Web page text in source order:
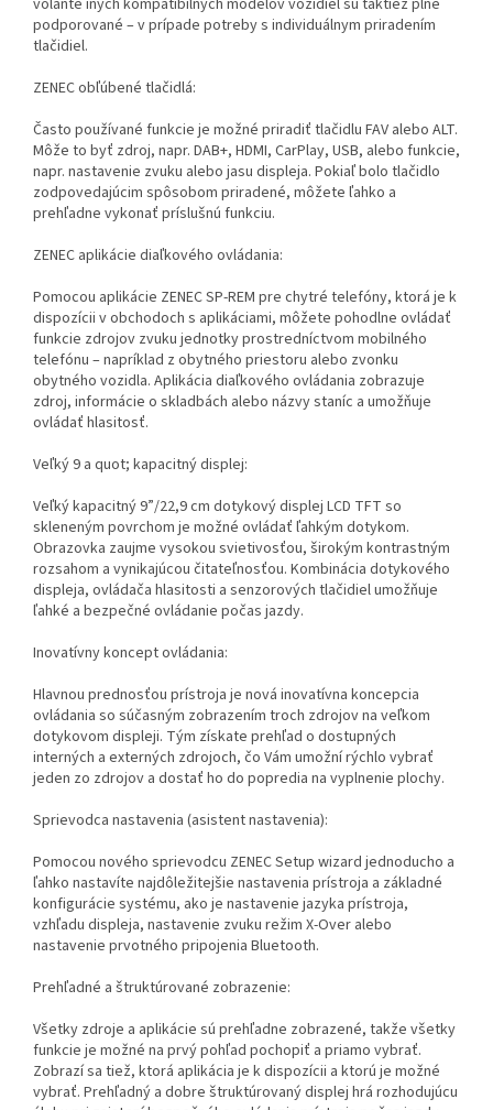
podporované – v prípade potreby s individuálnym priradením
tlačidiel.
ZENEC obľúbené tlačidlá:
Často používané funkcie je možné priradiť tlačidlu FAV alebo ALT.
Môže to byť zdroj, napr. DAB+, HDMI, CarPlay, USB, alebo funkcie,
napr. nastavenie zvuku alebo jasu displeja. Pokiaľ bolo tlačidlo
zodpovedajúcim spôsobom priradené, môžete ľahko a
prehľadne vykonať príslušnú funkciu.
ZENEC aplikácie diaľkového ovládania:
Pomocou aplikácie ZENEC SP-REM pre chytré telefóny, ktorá je k
dispozícii v obchodoch s aplikáciami, môžete pohodlne ovládať
funkcie zdrojov zvuku jednotky prostredníctvom mobilného
telefónu – napríklad z obytného priestoru alebo zvonku
obytného vozidla. Aplikácia diaľkového ovládania zobrazuje
zdroj, informácie o skladbách alebo názvy staníc a umožňuje
ovládať hlasitosť.
Veľký 9 a quot; kapacitný displej:
Veľký kapacitný 9”/22,9 cm dotykový displej LCD TFT so
skleneným povrchom je možné ovládať ľahkým dotykom.
Obrazovka zaujme vysokou svietivosťou, širokým kontrastným
rozsahom a vynikajúcou čitateľnosťou. Kombinácia dotykového
displeja, ovládača hlasitosti a senzorových tlačidiel umožňuje
ľahké a bezpečné ovládanie počas jazdy.
Inovatívny koncept ovládania:
Hlavnou prednosťou prístroja je nová inovatívna koncepcia
ovládania so súčasným zobrazením troch zdrojov na veľkom
dotykovom displeji. Tým získate prehľad o dostupných
interných a externých zdrojoch, čo Vám umožní rýchlo vybrať
jeden zo zdrojov a dostať ho do popredia na vyplnenie plochy.
Sprievodca nastavenia (asistent nastavenia):
Pomocou nového sprievodcu ZENEC Setup wizard jednoducho a
ľahko nastavíte najdôležitejšie nastavenia prístroja a základné
konfigurácie systému, ako je nastavenie jazyka prístroja,
vzhľadu displeja, nastavenie zvuku režim X-Over alebo
nastavenie prvotného pripojenia Bluetooth.
Prehľadné a štruktúrované zobrazenie:
Všetky zdroje a aplikácie sú prehľadne zobrazené, takže všetky
funkcie je možné na prvý pohľad pochopiť a priamo vybrať.
Zobrazí sa tiež, ktorá aplikácia je k dispozícii a ktorú je možné
vybrať. Prehľadný a dobre štruktúrovaný displej hrá rozhodujúcu